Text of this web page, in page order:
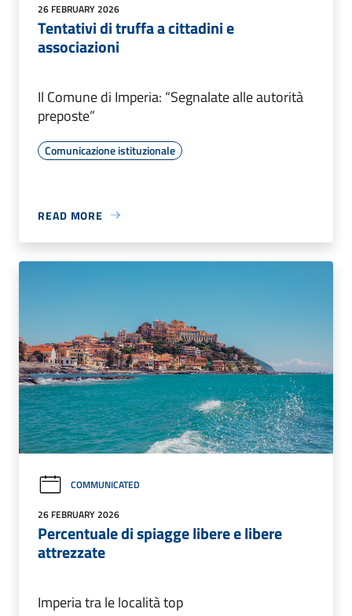
26 FEBRUARY 2026
Tentativi di truffa a cittadini e
associazioni
Il Comune di Imperia: “Segnalate alle autorità
preposte”
Comunicazione istituzionale
READ MORE
COMMUNICATED
26 FEBRUARY 2026
Percentuale di spiagge libere e libere
attrezzate
Imperia tra le località top